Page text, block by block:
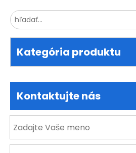
Kategória produktu
Kontaktujte nás